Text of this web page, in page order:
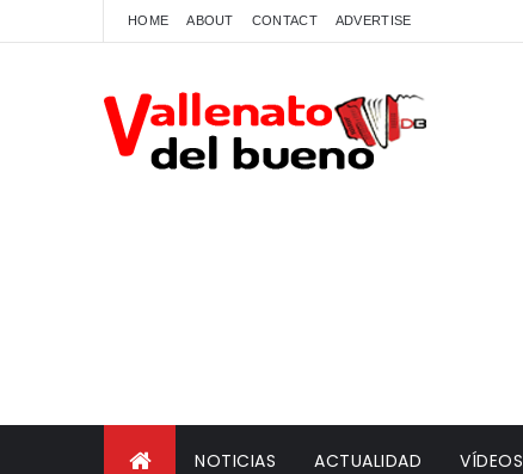
HOME ABOUT CONTACT ADVERTISE
NOTICIAS ACTUALIDAD VÍDEOS